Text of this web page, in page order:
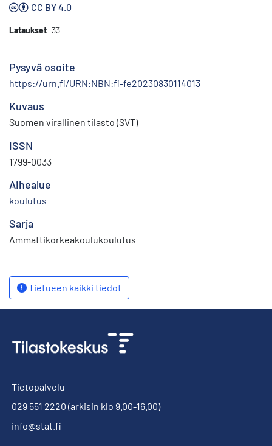
CC BY 4.0
Lataukset 33
Pysyvä osoite
https://urn.fi/URN:NBN:fi-fe20230830114013
Kuvaus
Suomen virallinen tilasto (SVT)
ISSN
1799-0033
Aihealue
koulutus
Sarja
Ammattikorkeakoulukoulutus
Tietueen kaikki tiedot
Tietopalvelu
029 551 2220 (arkisin klo 9.00-16.00)
info@stat.fi